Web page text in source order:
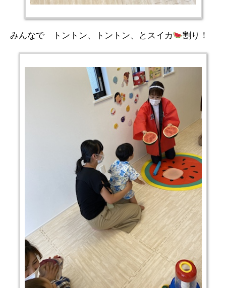
みんなで トントン、トントン、とスイカ 割り！